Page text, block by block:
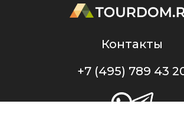
Контакты
+7 (495) 789 43